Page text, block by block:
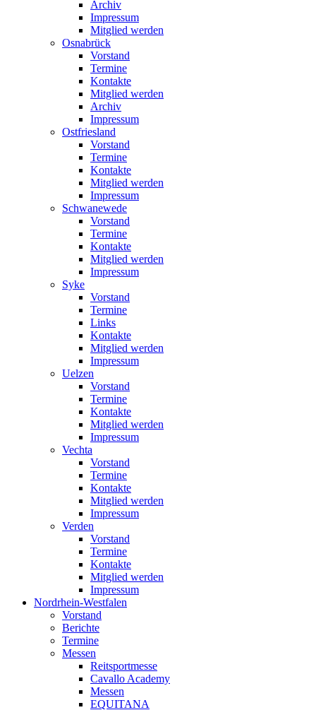
Archiv
Impressum
Mitglied werden
Osnabrück
Vorstand
Termine
Kontakte
Mitglied werden
Archiv
Impressum
Ostfriesland
Vorstand
Termine
Kontakte
Mitglied werden
Impressum
Schwanewede
Vorstand
Termine
Kontakte
Mitglied werden
Impressum
Syke
Vorstand
Termine
Links
Kontakte
Mitglied werden
Impressum
Uelzen
Vorstand
Termine
Kontakte
Mitglied werden
Impressum
Vechta
Vorstand
Termine
Kontakte
Mitglied werden
Impressum
Verden
Vorstand
Termine
Kontakte
Mitglied werden
Impressum
Nordrhein-Westfalen
Vorstand
Berichte
Termine
Messen
Reitsportmesse
Cavallo Academy
Messen
EQUITANA